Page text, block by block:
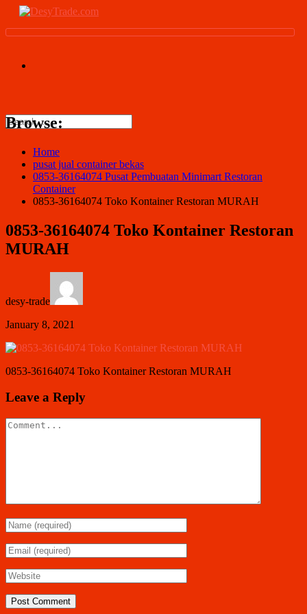
Browse:
Home
pusat jual container bekas
0853-36164074 Pusat Pembuatan Minimart Restoran
Container
0853-36164074 Toko Kontainer Restoran MURAH
0853-36164074 Toko Kontainer Restoran
MURAH
desy-trade
January 8, 2021
0853-36164074 Toko Kontainer Restoran MURAH
Leave a Reply